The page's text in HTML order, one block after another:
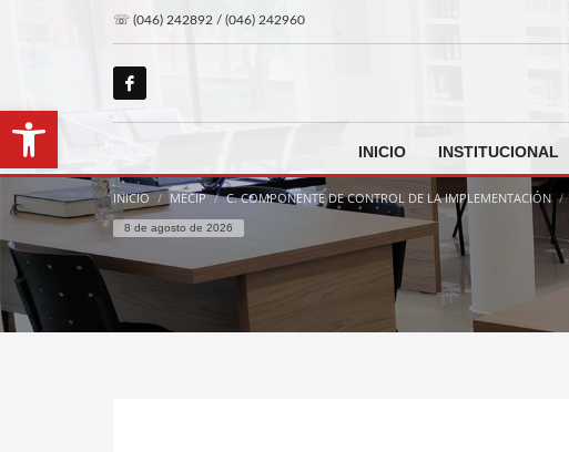
Abrir barra de herramientas
☏ (046) 242892 / (046) 242960
INICIO INSTITUCIONAL
INICIO MECIP C. COMPONENTE DE CONTROL DE LA IMPLEMENTACIÓN
8 de agosto de 2026